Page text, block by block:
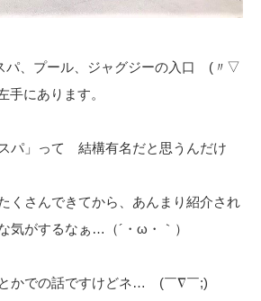
パ、プール、ジャグジーの入口 (〃▽
にあります。
パ」って 結構有名だと思うんだけ
くさんできてから、あんまり紹介され
気がするなぁ…（´・ω・｀）
かでの話ですけどネ… (￣∇￣;)